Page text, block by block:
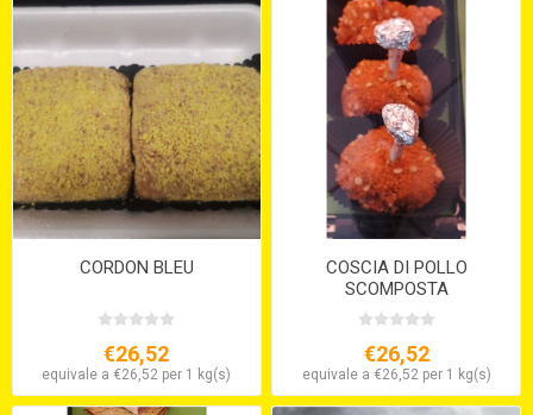
CORDON BLEU
€26,52
equivale a €26,52 per 1 kg(s)
COSCIA DI POLLO
SCOMPOSTA
€26,52
equivale a €26,52 per 1 kg(s)